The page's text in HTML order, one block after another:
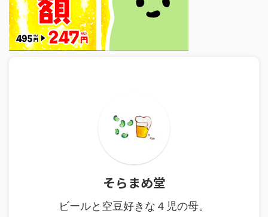
そらまめ堂
ビールと空豆好きな４児の母。